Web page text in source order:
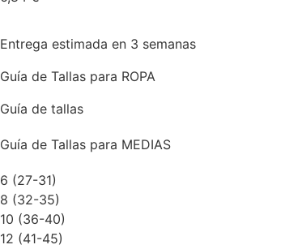
Entrega estimada en 3 semanas
Guía de Tallas para ROPA
Guía de tallas
Guía de Tallas para MEDIAS
6 (27-31)
8 (32-35)
10 (36-40)
12 (41-45)